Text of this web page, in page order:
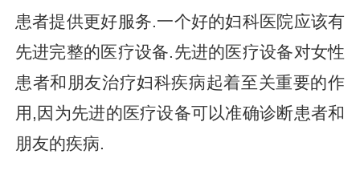
患者提供更好服务.一个好的妇科医院应该有
先进完整的医疗设备.先进的医疗设备对女性
患者和朋友治疗妇科疾病起着至关重要的作
用,因为先进的医疗设备可以准确诊断患者和
朋友的疾病.